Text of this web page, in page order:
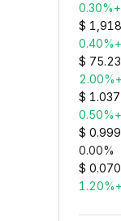
+0.30%
$
+0.40%
$ 75.23
+2.00%
$ 1.037
+0.50%
$
0.00%
$
+1.20%